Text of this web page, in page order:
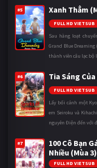
#5 Xanh Thẳm
FULL HD VIETSUB
Sau hàng loạt
Grand Blue
thành viên câu lạc bộ
#6 Tia Sáng
FULL HD VIETSUB
Lấy bối cảnh một
em Seiroku và
nguyên Điện đến với
#7
100 Cô Bạn
Nhiều (Mùa 3)
FULL HD VIETSUB